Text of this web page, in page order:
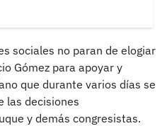
sociales no paran de elogiar
Gómez para apoyar y
que durante varios días se
las decisiones
y demás congresistas.